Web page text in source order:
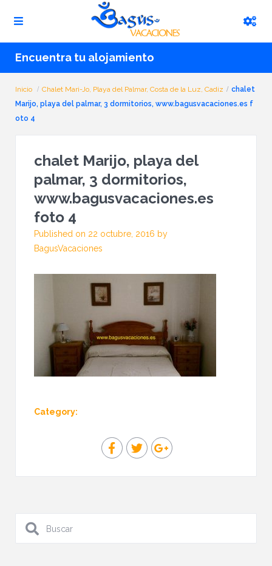
Encuentra tu alojamiento
Inicio Chalet Mari-Jo, Playa del Palmar, Costa de la Luz, Cadiz
chalet
Marijo, playa del palmar, 3 dormitorios, www.bagusvacaciones.es f
oto 4
chalet Marijo, playa del
palmar, 3 dormitorios,
www.bagusvacaciones.es
foto 4
Published on 22 octubre, 2016 by
BagusVacaciones
Category: